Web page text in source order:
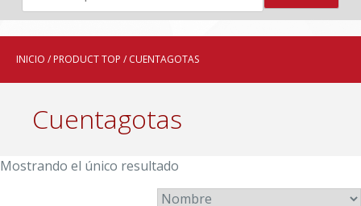
INICIO / PRODUCT TOP / CUENTAGOTAS
Cuentagotas
Mostrando el único resultado